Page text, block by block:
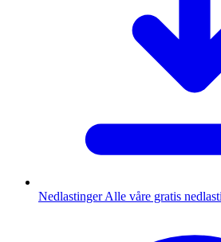
Nedlastinger Alle våre gratis